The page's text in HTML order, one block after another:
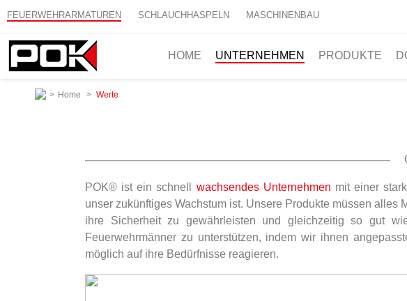
FEUERWEHRARMATUREN SCHLAUCHHASPELN MASCHINENBAU
HOME UNTERNEHMEN PRODUKTE
> Home > Werte
POK® ist ein schnell wachsendes Unternehmen mit einer
unser zukünftiges Wachstum ist. Unsere Produkte müssen
ihre Sicherheit zu gewährleisten und gleichzeitig so gut
Feuerwehrmänner zu unterstützen, indem wir ihnen
möglich auf ihre Bedürfnisse reagieren.